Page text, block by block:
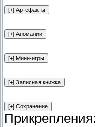
Прикрепления: